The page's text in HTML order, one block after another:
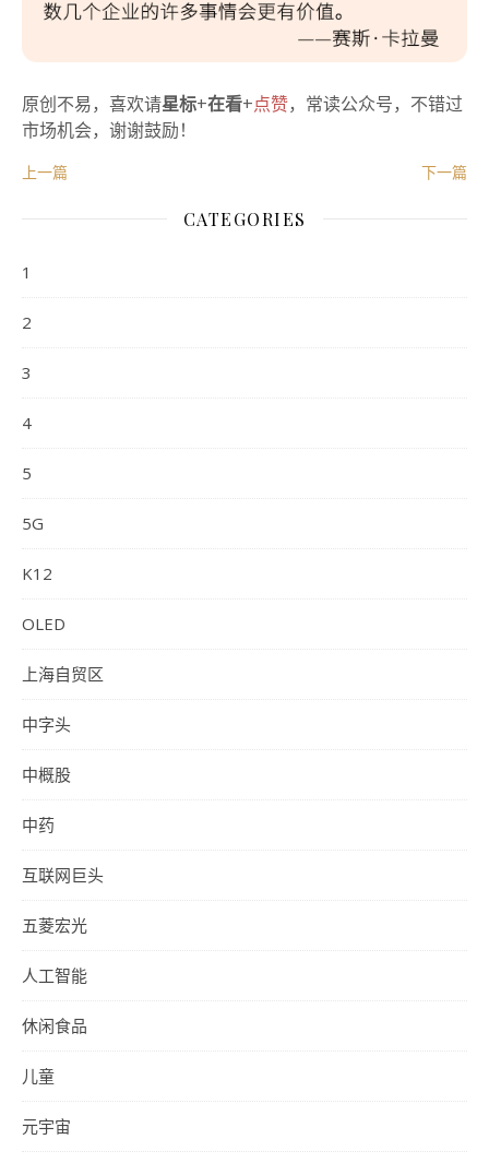
原创不易，喜欢请星标+在看+点赞，常读公众号，不错过
市场机会，谢谢鼓励！
上一篇 下一篇
CATEGORIES
1
2
3
4
5
5G
K12
OLED
上海自贸区
中字头
中概股
中药
互联网巨头
五菱宏光
人工智能
休闲食品
儿童
元宇宙